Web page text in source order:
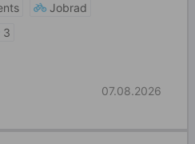
Jobrad
3
07.08.2026